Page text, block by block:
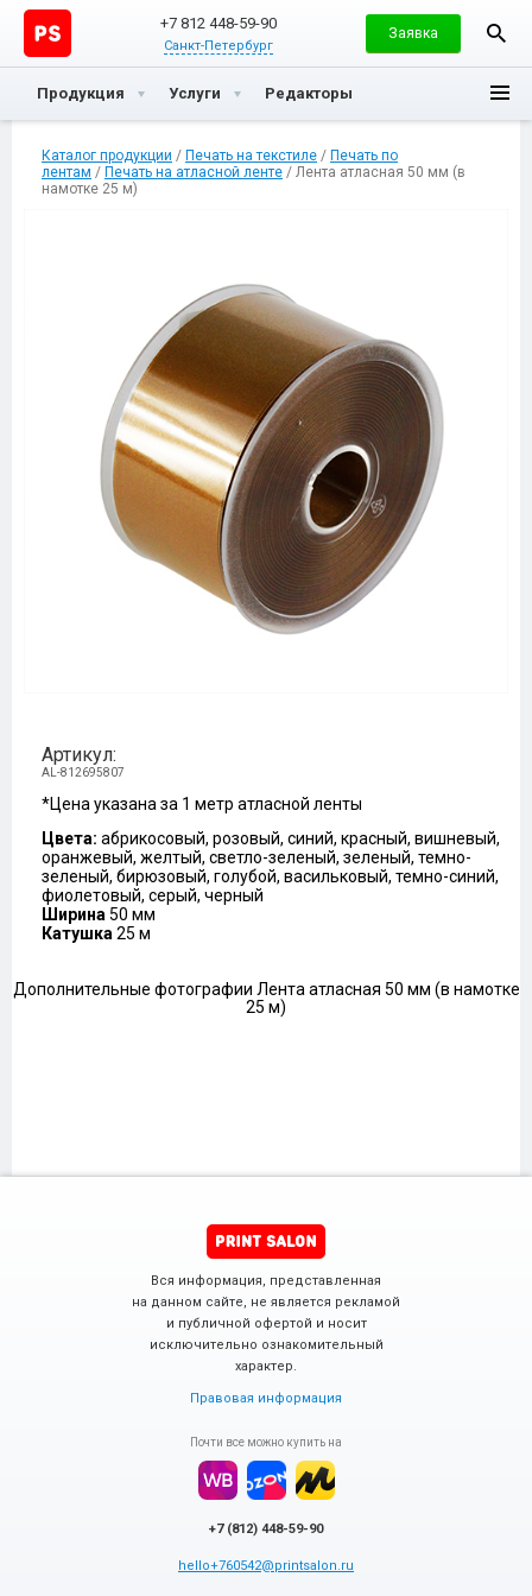
+7 812 448-59-90
Санкт-Петербург
Заявка
Продукция Услуги Редакторы
Каталог продукции / Печать на текстиле / Печать по
лентам / Печать на атласной ленте / Лента атласная 50 мм (в
намотке 25 м)
Артикул:
AL-812695807
*Цена указана за 1 метр атласной ленты
Цвета: абрикосовый, розовый, синий, красный, вишневый,
оранжевый, желтый, светло-зеленый, зеленый, темно-
зеленый, бирюзовый, голубой, васильковый, темно-синий,
фиолетовый, серый, черный
Ширина 50 мм
Катушка 25 м
Дополнительные фотографии Лента атласная 50 мм (в намотке
25 м)
Вся информация, представленная
на данном сайте, не является рекламой
и публичной офертой и носит
исключительно ознакомительный
характер.
Правовая информация
Почти все можно купить на
+7 (812) 448-59-90
hello+760542@printsalon.ru